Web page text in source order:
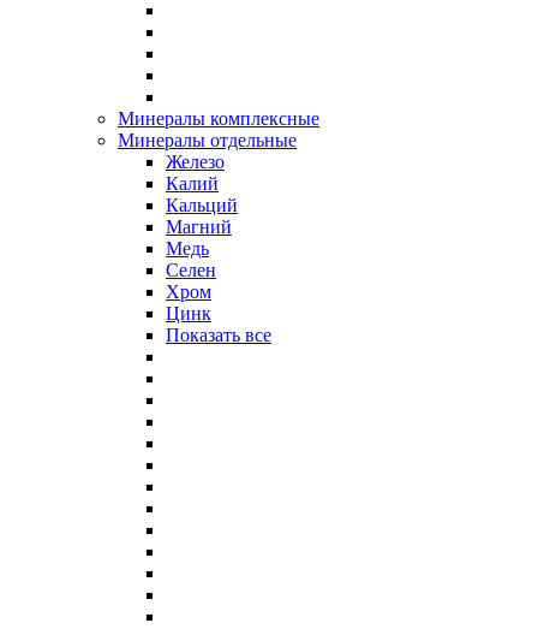
Минералы комплексные
Минералы отдельные
Железо
Калий
Кальций
Магний
Медь
Селен
Хром
Цинк
Показать все